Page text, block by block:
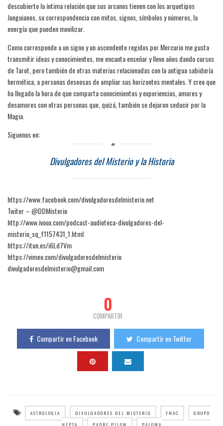
descubierto la íntima relación que sus arcanos tienen con los arquetipos
Junguianos, su correspondencia con mitos, signos, símbolos y números, la
energía que pueden movilizar.
Como corresponde a un signo y un ascendente regidos por Mercurio me gusta
transmitir ideas y conocimientos, me encanta enseñar y llevo años dando cursos
de Tarot, pero también de otras materias relacionadas con la antigua sabiduría
hermética, a personas deseosas de ampliar sus horizontes mentales. Y creo que
ha llegado la hora de que comparta conocimientos y experiencias, amores y
desamores con otras personas que, quizá, también se dejaron seducir por la
Magia.
Siguenos en:
Divulgadores del Misterio y la Historia
https://www.facebook.com/divulgadoresdelmisterio.net
Twiter – @DDMisterio
http://www.ivoox.com/podcast-audioteca-divulgadores-del-
misterio_sq_f1157431_1.html
https://itun.es/i6Ld7Vm
https://vimeo.com/divulgadoresdelmisterio
divulgadoresdelmisterio@gmail.com
0
COMPARTIR
Compartir en Facebook Compartir en Twitter
ASTROLOGIA DIVULGADORES DEL MISTERIO FNAC
GRUPO
HEPTA
PADRE PILON PALOMA